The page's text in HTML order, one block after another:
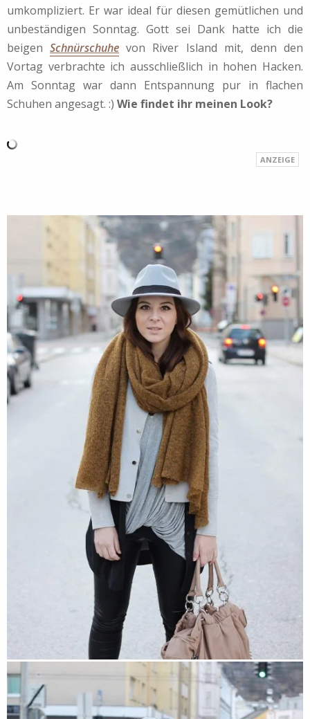
umkompliziert. Er war ideal für diesen gemütlichen und
unbeständigen Sonntag. Gott sei Dank hatte ich die
beigenSchnürschuhe von River Island mit, denn den
Vortag verbrachte ich ausschließlich in hohen Hacken.
Am Sonntag war dann Entspannung pur in flachen
Schuhen angesagt. :) Wie findet ihr meinen Look?